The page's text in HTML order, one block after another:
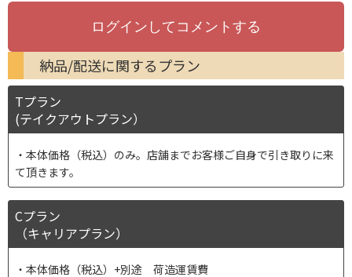
納品/配送に関するプラン
Tプラン
(テイクアウトプラン）
本体価格（税込）のみ。店舗までお客様ご自身で引き取りに来
て頂きます。
Cプラン
（キャリアプラン）
本体価格（税込）+別途 荷造運賃費